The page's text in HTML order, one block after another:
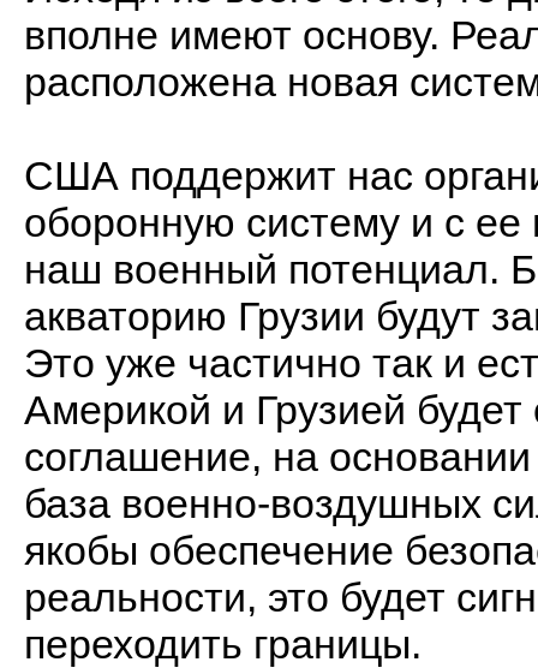
вполне имеют основу.
расположена новая
США поддержит нас
оборонную систему и с
наш военный потенциал.
акваторию Грузии будут
Это уже частично так и
Америкой и Грузией
соглашение, на
база военно-воздушных
якобы обеспечение
реальности, это будет
переходить границы.